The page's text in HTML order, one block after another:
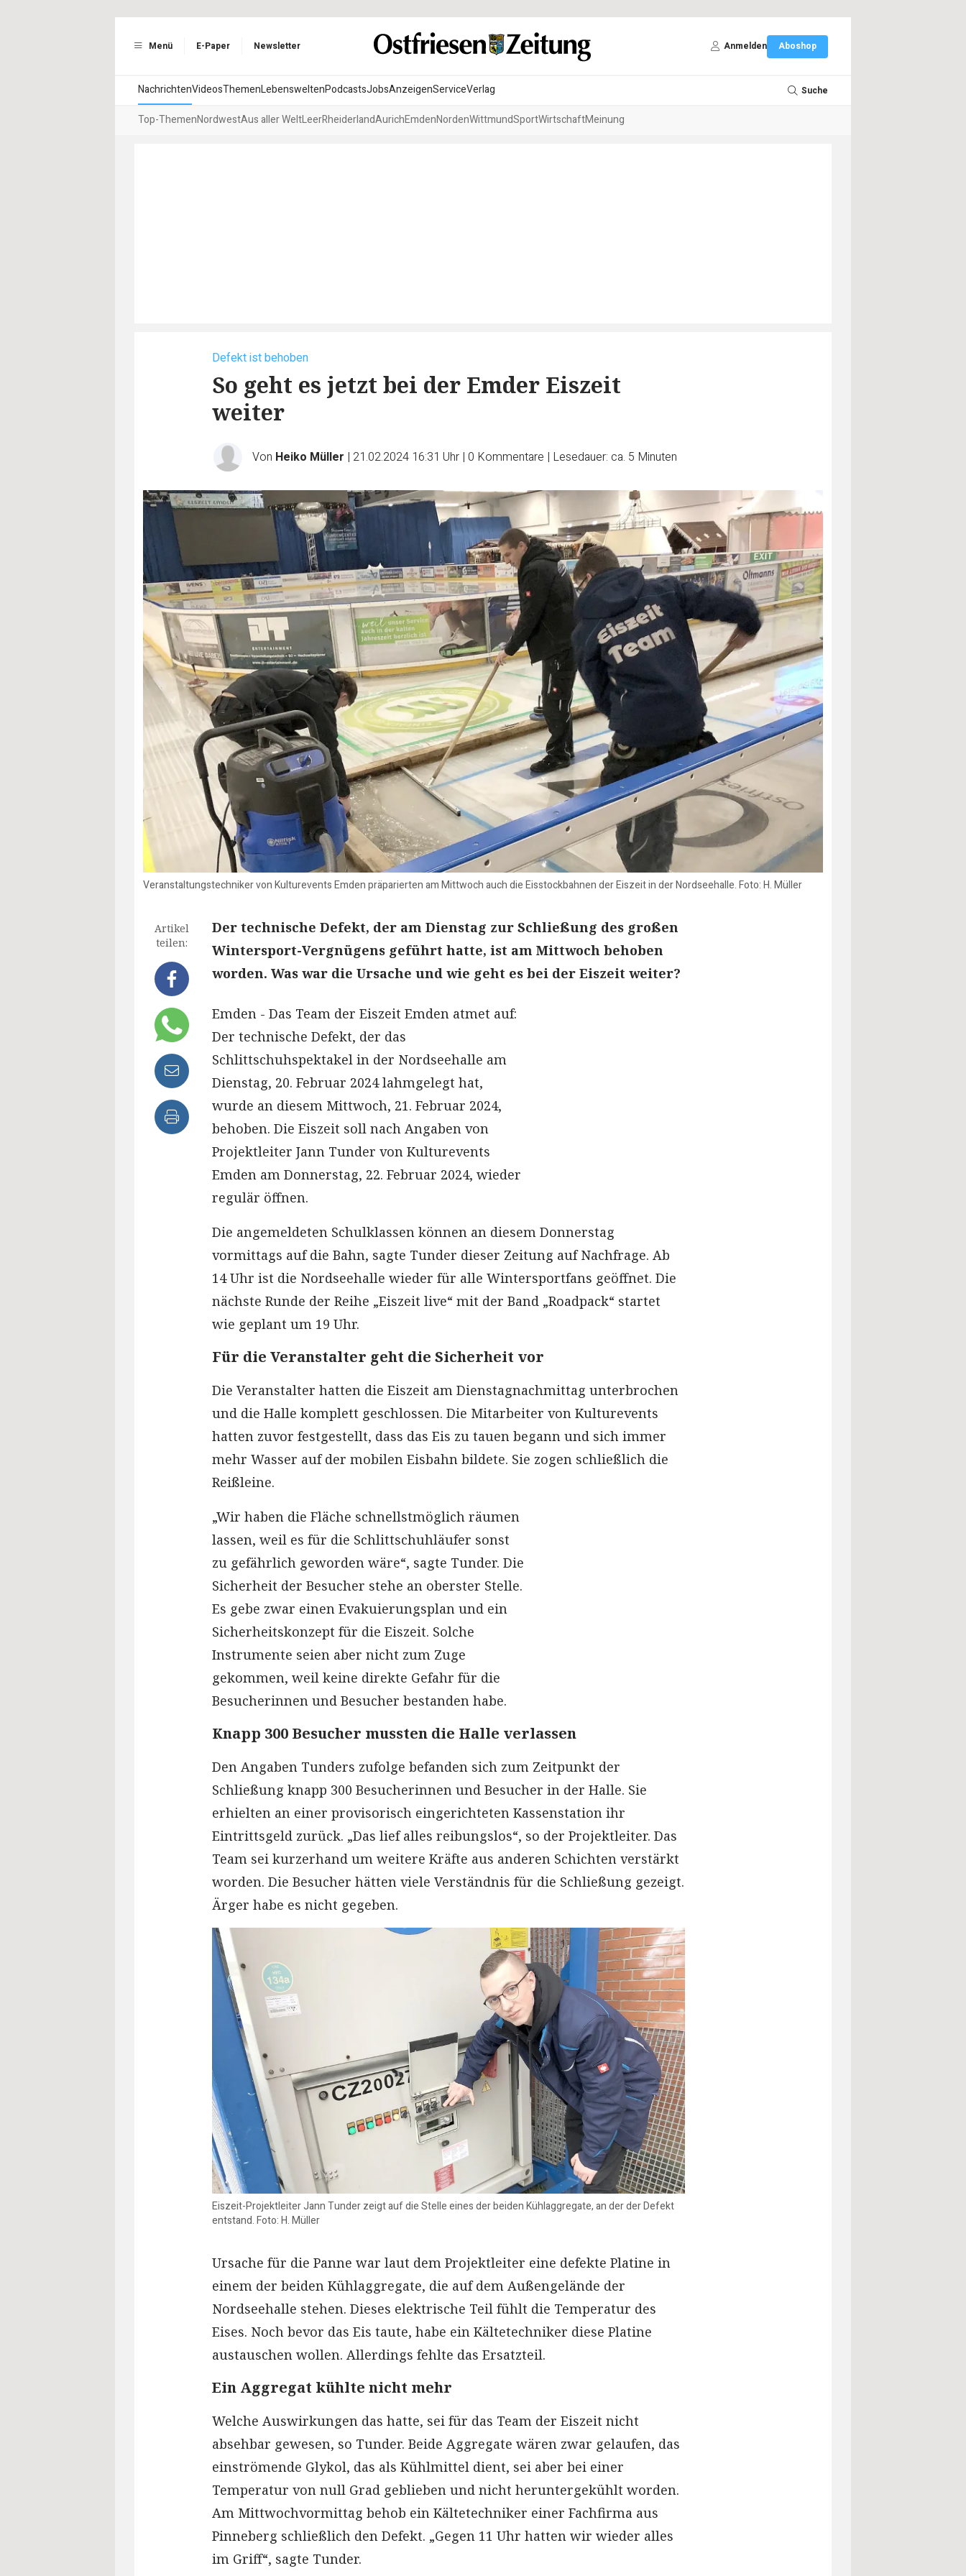
Menü E-Paper Newsletter Anmelden Aboshop
NachrichtenVideosThemenLebensweltenPodcastsJobsAnzeigenServiceVerlag Suche
Top-ThemenNordwestAus aller WeltLeerRheiderlandAurichEmdenNordenWittmundSportWirtschaftMeinung
Defekt ist behoben
So geht es jetzt bei der Emder Eiszeit
weiter
Von Heiko Müller | 21.02.2024 16:31 Uhr | 0 Kommentare | Lesedauer: ca. 5 Minuten
Veranstaltungstechniker von Kulturevents Emden präparierten am Mittwoch auch die Eisstockbahnen der Eiszeit in der Nordseehalle. Foto: H. Müller
Artikel
teilen:
Der technische Defekt, der am Dienstag zur Schließung des großen
Wintersport-Vergnügens geführt hatte, ist am Mittwoch behoben
worden. Was war die Ursache und wie geht es bei der Eiszeit weiter?
Emden - Das Team der Eiszeit Emden atmet auf:
Der technische Defekt, der das
Schlittschuhspektakel in der Nordseehalle am
Dienstag, 20. Februar 2024 lahmgelegt hat,
wurde an diesem Mittwoch, 21. Februar 2024,
behoben. Die Eiszeit soll nach Angaben von
Projektleiter Jann Tunder von Kulturevents
Emden am Donnerstag, 22. Februar 2024, wieder
regulär öffnen.
Die angemeldeten Schulklassen können an diesem Donnerstag
vormittags auf die Bahn, sagte Tunder dieser Zeitung auf Nachfrage. Ab
14 Uhr ist die Nordseehalle wieder für alle Wintersportfans geöffnet. Die
nächste Runde der Reihe „Eiszeit live“ mit der Band „Roadpack“ startet
wie geplant um 19 Uhr.
Für die Veranstalter geht die Sicherheit vor
Die Veranstalter hatten die Eiszeit am Dienstagnachmittag unterbrochen
und die Halle komplett geschlossen. Die Mitarbeiter von Kulturevents
hatten zuvor festgestellt, dass das Eis zu tauen begann und sich immer
mehr Wasser auf der mobilen Eisbahn bildete. Sie zogen schließlich die
Reißleine.
„Wir haben die Fläche schnellstmöglich räumen
lassen, weil es für die Schlittschuhläufer sonst
zu gefährlich geworden wäre“, sagte Tunder. Die
Sicherheit der Besucher stehe an oberster Stelle.
Es gebe zwar einen Evakuierungsplan und ein
Sicherheitskonzept für die Eiszeit. Solche
Instrumente seien aber nicht zum Zuge
gekommen, weil keine direkte Gefahr für die
Besucherinnen und Besucher bestanden habe.
Knapp 300 Besucher mussten die Halle verlassen
Den Angaben Tunders zufolge befanden sich zum Zeitpunkt der
Schließung knapp 300 Besucherinnen und Besucher in der Halle. Sie
erhielten an einer provisorisch eingerichteten Kassenstation ihr
Eintrittsgeld zurück. „Das lief alles reibungslos“, so der Projektleiter. Das
Team sei kurzerhand um weitere Kräfte aus anderen Schichten verstärkt
worden. Die Besucher hätten viele Verständnis für die Schließung gezeigt.
Ärger habe es nicht gegeben.
Eiszeit-Projektleiter Jann Tunder zeigt auf die Stelle eines der beiden Kühlaggregate, an der der Defekt
entstand. Foto: H. Müller
Ursache für die Panne war laut dem Projektleiter eine defekte Platine in
einem der beiden Kühlaggregate, die auf dem Außengelände der
Nordseehalle stehen. Dieses elektrische Teil fühlt die Temperatur des
Eises. Noch bevor das Eis taute, habe ein Kältetechniker diese Platine
austauschen wollen. Allerdings fehlte das Ersatzteil.
Ein Aggregat kühlte nicht mehr
Welche Auswirkungen das hatte, sei für das Team der Eiszeit nicht
absehbar gewesen, so Tunder. Beide Aggregate wären zwar gelaufen, das
einströmende Glykol, das als Kühlmittel dient, sei aber bei einer
Temperatur von null Grad geblieben und nicht heruntergekühlt worden.
Am Mittwochvormittag behob ein Kältetechniker einer Fachfirma aus
Pinneberg schließlich den Defekt. „Gegen 11 Uhr hatten wir wieder alles
im Griff“, sagte Tunder.